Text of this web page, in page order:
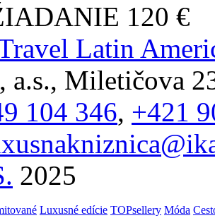
120 €
Latin
Miletičova
104 346, +421
2025
Luxusné edície TOPsellery Móda